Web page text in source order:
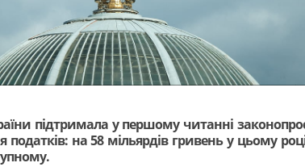
підтримала у першому читанні
податків: на 58 мільярдів гривень у цьому